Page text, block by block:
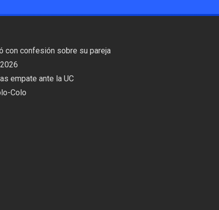
con confesión sobre su pareja
empate ante la UC
Colo